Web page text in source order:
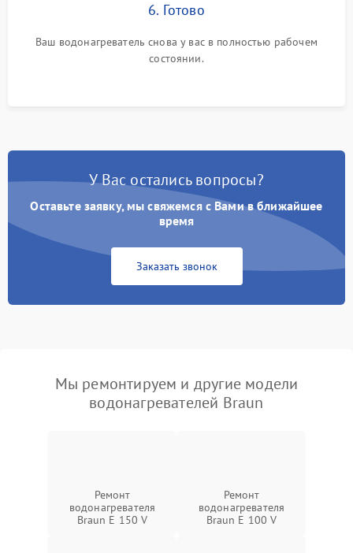
6. Готово
Ваш водонагреватель снова у вас в полностью рабочем
состоянии.
У Вас остались вопросы?
Оставьте заявку, мы свяжемся с Вами в ближайшее
время
Заказать звонок
Мы ремонтируем и другие модели
водонагревателей Braun
Ремонт
водонагревателя
Braun E 150 V
Ремонт
водонагревателя
Braun E 100 V